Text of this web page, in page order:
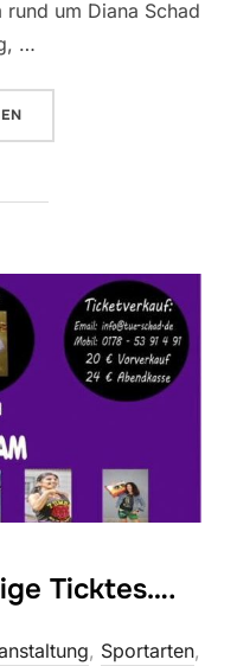
um Diana Schad
…
„4 TE ZUMBA PARTY 2026
Ticktes….
, Sportarten,